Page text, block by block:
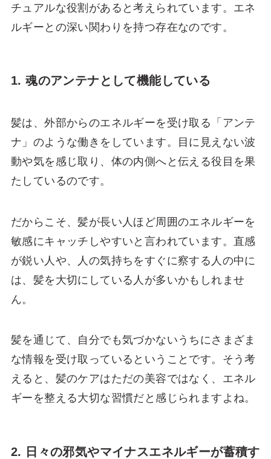
チュアルな役割があると考えられています。エネ
ルギーとの深い関わりを持つ存在なのです。
1. 魂のアンテナとして機能している
髪は、外部からのエネルギーを受け取る「アンテ
ナ」のような働きをしています。目に見えない波
動や気を感じ取り、体の内側へと伝える役目を果
たしているのです。
だからこそ、髪が長い人ほど周囲のエネルギーを
敏感にキャッチしやすいと言われています。直感
が鋭い人や、人の気持ちをすぐに察する人の中に
は、髪を大切にしている人が多いかもしれませ
ん。
髪を通じて、自分でも気づかないうちにさまざま
な情報を受け取っているということです。そう考
えると、髪のケアはただの美容ではなく、エネル
ギーを整える大切な習慣だと感じられますよね。
2. 日々の邪気やマイナスエネルギーが蓄積す